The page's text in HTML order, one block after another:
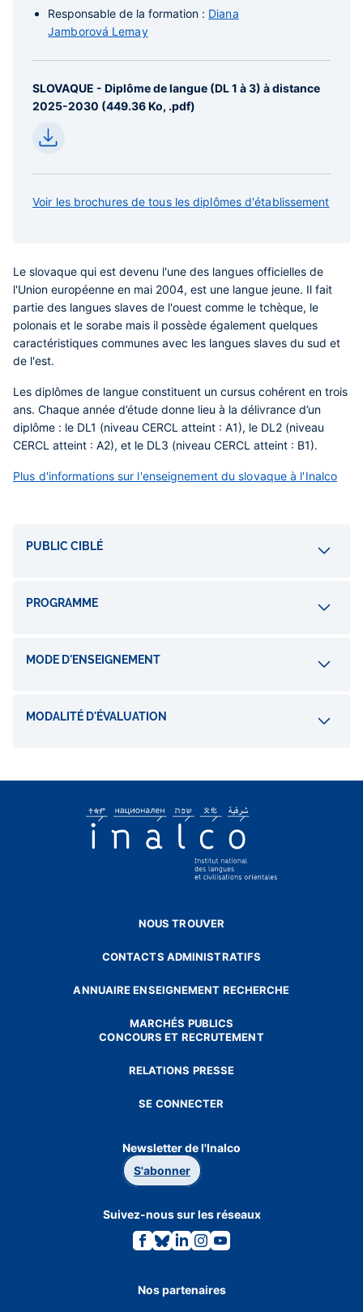
Responsable de la formation : Diana
Jamborová Lemay
SLOVAQUE - Diplôme de langue (DL 1 à 3) à distance
2025-2030 (449.36 Ko, .pdf)
Voir les brochures de tous les diplômes d'établissement
Le slovaque qui est devenu l'une des langues officielles de
l'Union européenne en mai 2004, est une langue jeune. Il fait
partie des langues slaves de l'ouest comme le tchèque, le
polonais et le sorabe mais il possède également quelques
caractéristiques communes avec les langues slaves du sud et
de l'est.
Les diplômes de langue constituent un cursus cohérent en trois
ans. Chaque année d’étude donne lieu à la délivrance d’un
diplôme : le DL1 (niveau CERCL atteint : A1), le DL2 (niveau
CERCL atteint : A2), et le DL3 (niveau CERCL atteint : B1).
Plus d'informations sur l'enseignement du slovaque à l'Inalco
PUBLIC CIBLÉ
PROGRAMME
MODE D'ENSEIGNEMENT
MODALITÉ D'ÉVALUATION
NOUS TROUVER
CONTACTS ADMINISTRATIFS
ANNUAIRE ENSEIGNEMENT RECHERCHE
MARCHÉS PUBLICS
CONCOURS ET RECRUTEMENT
RELATIONS PRESSE
SE CONNECTER
Newsletter de l'Inalco
S'abonner
Suivez-nous sur les réseaux
Lien
vers
Facebook.
Lien
vers
Bluesky.
Lien
vers
Linkedin.
Lien
vers
Instagram.
Lien
vers
Youtube.
Nos partenaires